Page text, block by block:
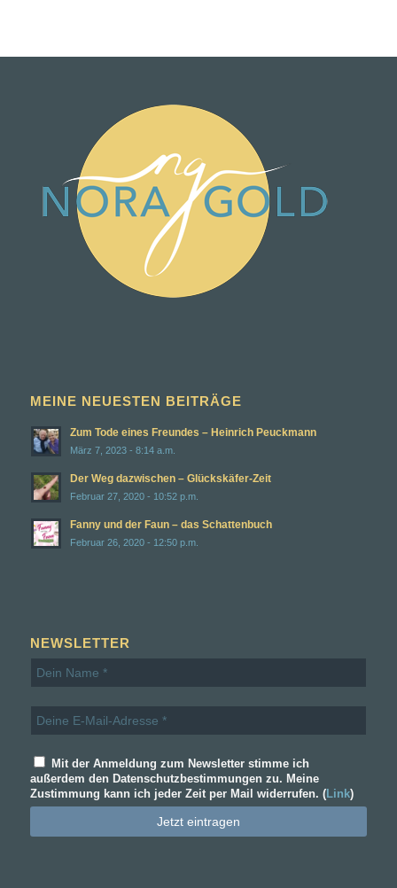
MEINE NEUESTEN BEITRÄGE
Zum Tode eines Freundes – Heinrich Peuckmann
März 7, 2023 - 8:14 a.m.
Der Weg dazwischen – Glückskäfer-Zeit
Februar 27, 2020 - 10:52 p.m.
Fanny und der Faun – das Schattenbuch
Februar 26, 2020 - 12:50 p.m.
NEWSLETTER
Mit der Anmeldung zum Newsletter stimme ich
außerdem den Datenschutzbestimmungen zu. Meine
Zustimmung kann ich jeder Zeit per Mail widerrufen. (Link)